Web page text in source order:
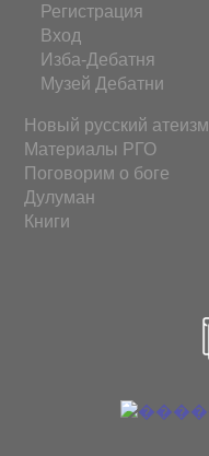
Регистрация
Вход
Изба-Дебатня
Музей Дебатни
Новый русский атеизм
Материалы РГО
Поговорим о боге
Дулуман
Книги